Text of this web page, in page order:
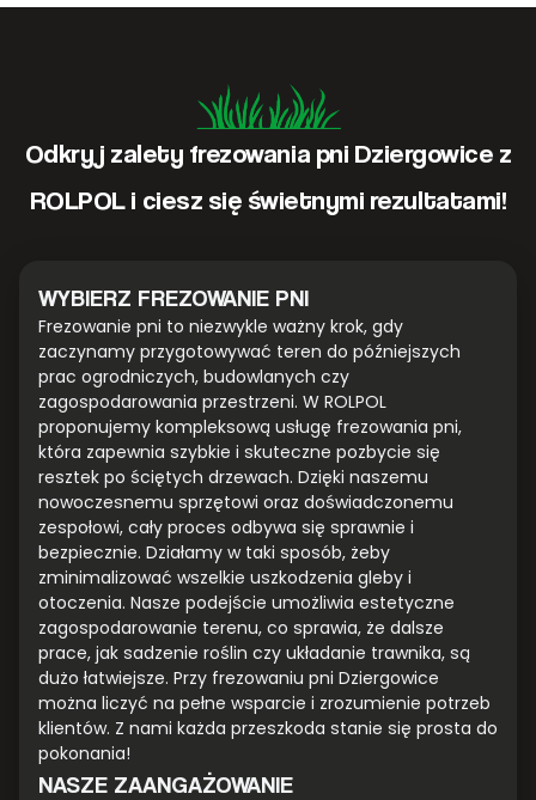
Odkryj zalety frezowania pni Dziergowice z
ROLPOL i ciesz się świetnymi rezultatami!
WYBIERZ FREZOWANIE PNI
Frezowanie pni to niezwykle ważny krok, gdy
zaczynamy przygotowywać teren do późniejszych
prac ogrodniczych, budowlanych czy
zagospodarowania przestrzeni. W ROLPOL
proponujemy kompleksową usługę frezowania pni,
która zapewnia szybkie i skuteczne pozbycie się
resztek po ściętych drzewach. Dzięki naszemu
nowoczesnemu sprzętowi oraz doświadczonemu
zespołowi, cały proces odbywa się sprawnie i
bezpiecznie. Działamy w taki sposób, żeby
zminimalizować wszelkie uszkodzenia gleby i
otoczenia. Nasze podejście umożliwia estetyczne
zagospodarowanie terenu, co sprawia, że dalsze
prace, jak sadzenie roślin czy układanie trawnika, są
dużo łatwiejsze. Przy frezowaniu pni Dziergowice
można liczyć na pełne wsparcie i zrozumienie potrzeb
klientów. Z nami każda przeszkoda stanie się prosta do
pokonania!
NASZE ZAANGAŻOWANIE